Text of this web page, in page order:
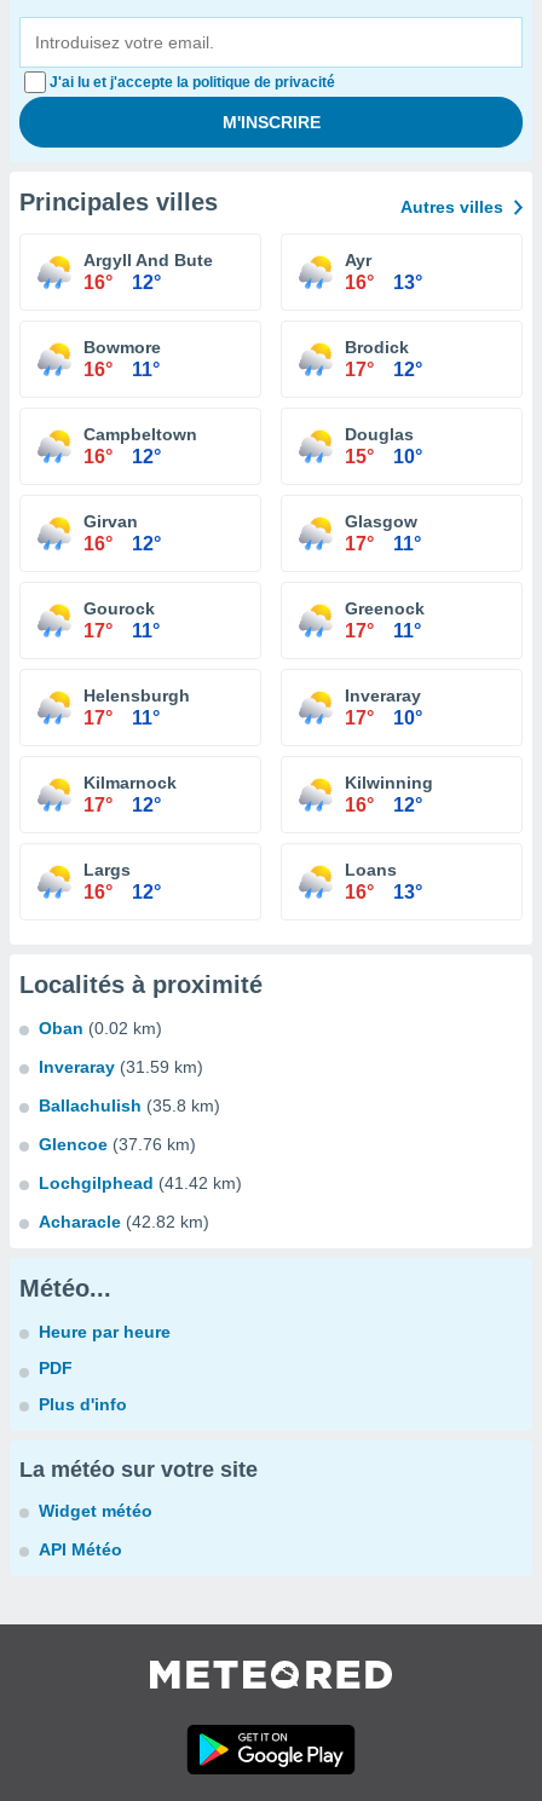
J'ai lu et j'accepte la politique de privacité
Principales villes Autres villes
Argyll And Bute
16° 12°
Ayr
16° 13°
Bowmore
16° 11°
Brodick
17° 12°
Campbeltown
16° 12°
Douglas
15° 10°
Girvan
16° 12°
Glasgow
17° 11°
Gourock
17° 11°
Greenock
17° 11°
Helensburgh
17° 11°
Inveraray
17° 10°
Kilmarnock
17° 12°
Kilwinning
16° 12°
Largs
16° 12°
Loans
16° 13°
Localités à proximité
Oban (0.02 km)
Inveraray (31.59 km)
Ballachulish (35.8 km)
Glencoe (37.76 km)
Lochgilphead (41.42 km)
Acharacle (42.82 km)
Météo...
Heure par heure
PDF
Plus d'info
La météo sur votre site
Widget météo
API Météo